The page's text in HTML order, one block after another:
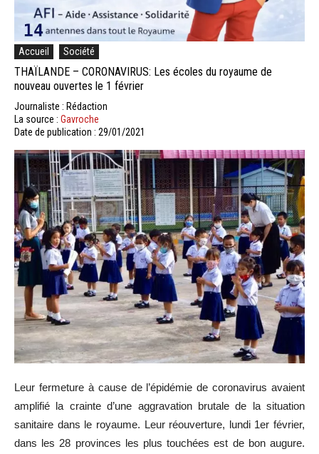
Accueil Société
THAÏLANDE – CORONAVIRUS: Les écoles du royaume de
nouveau ouvertes le 1 février
Journaliste : Rédaction
La source : Gavroche
Date de publication : 29/01/2021
Leur fermeture à cause de l’épidémie de coronavirus avaient
amplifié la crainte d’une aggravation brutale de la situation
sanitaire dans le royaume. Leur réouverture, lundi 1er février,
dans les 28 provinces les plus touchées est de bon augure.